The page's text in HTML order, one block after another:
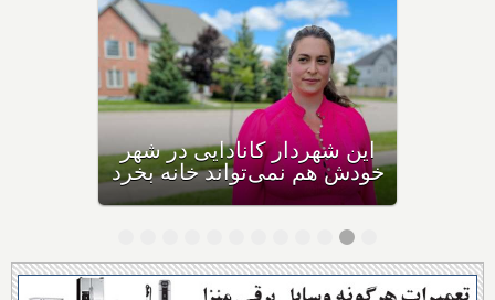
فرار بزرگ کانادایی‌ها از
شهرهای بزرگ و گران به دیگر
نقاط شدت گرفت